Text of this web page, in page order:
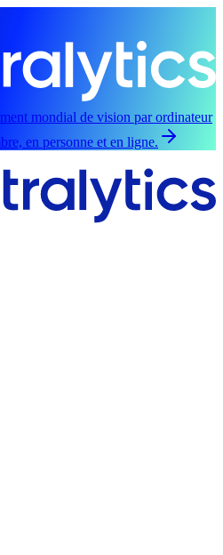
mondial de vision par ordinateur
en personne et en ligne.